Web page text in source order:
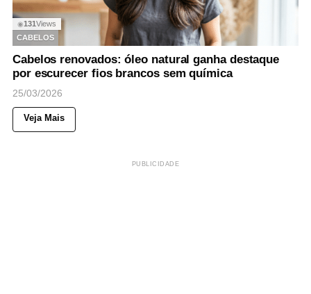
◉131 Views
CABELOS
Cabelos renovados: óleo natural ganha destaque
por escurecer fios brancos sem química
25/03/2026
Veja Mais
PUBLICIDADE